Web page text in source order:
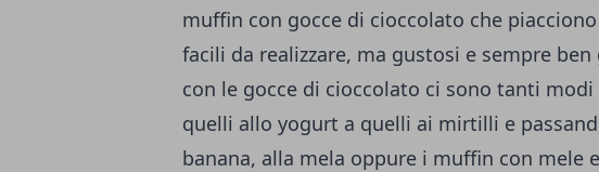
muffin con gocce di cioccolato che
facili da realizzare, ma gustosi e sempre
con le gocce di cioccolato ci sono tanti
quelli allo yogurt a quelli ai mirtilli e
banana, alla mela oppure i muffin con mele